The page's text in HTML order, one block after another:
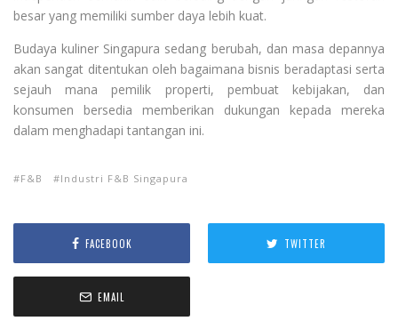
besar yang memiliki sumber daya lebih kuat.
Budaya kuliner Singapura sedang berubah, dan masa depannya
akan sangat ditentukan oleh bagaimana bisnis beradaptasi serta
sejauh mana pemilik properti, pembuat kebijakan, dan
konsumen bersedia memberikan dukungan kepada mereka
dalam menghadapi tantangan ini.
F&B Industri F&B Singapura
FACEBOOK TWITTER
EMAIL